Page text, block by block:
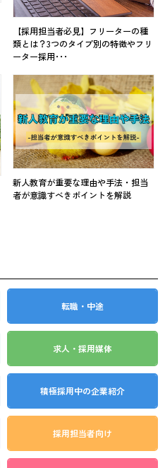
【採用担当者必見】フリーターの種
類とは？3つのタイプ別の特徴やフリ
ーター採用･･･
新人教育が重要な理由や手法・担当
者が意識すべきポイントを解説
転職・中途
求人・採用媒体
積極採用中の企業紹介
採用担当者向け